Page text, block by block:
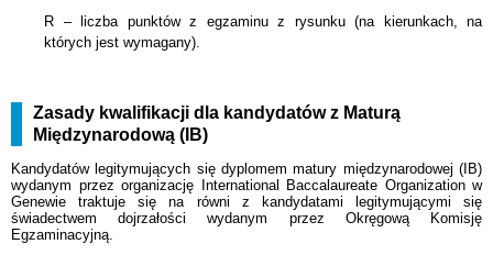
R – liczba punktów z egzaminu z rysunku (na kierunkach, na
których jest wymagany).
Zasady kwalifikacji dla kandydatów z Maturą
Międzynarodową (IB)
Kandydatów legitymujących się dyplomem matury międzynarodowej (IB)
wydanym przez organizację International Baccalaureate Organization w
Genewie traktuje się na równi z kandydatami legitymującymi się
świadectwem dojrzałości wydanym przez Okręgową Komisję
Egzaminacyjną.